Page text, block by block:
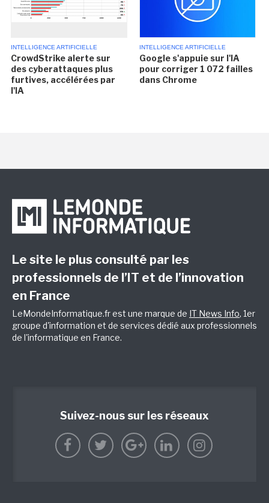
INTELLIGENCE ARTIFICIELLE
CrowdStrike alerte sur
des cyberattaques plus
furtives, accélérées par
l'IA
INTELLIGENCE ARTIFICIELLE
Google s'appuie sur l'IA
pour corriger 1 072 failles
dans Chrome
Le site le plus consulté par les
professionnels de l’IT et de l’innovation
en France
LeMondeInformatique.fr est une marque de IT News Info, 1er
groupe d'information et de services dédié aux professionnels
de l'informatique en France.
Suivez-nous sur les réseaux